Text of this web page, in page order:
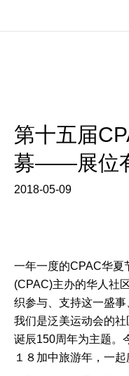
第十五届
募——展位
2018-05-09
一年一度的CPAC华夏
(CPAC)主办的华人社
织参与、支持这一盛
我们是泛美运动会的
诞辰150周年为主题。
１８加中旅游年，一